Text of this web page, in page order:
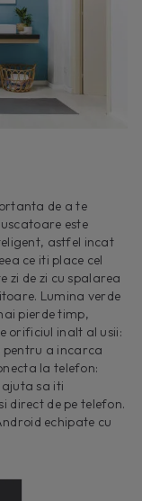
de a te
este
astfel incat
ce iti place cel
zi de zi cu spalarea
Lumina verde
pierde timp,
orificiul inalt al usii:
pentru a incarca
la telefon:
sa iti
direct de pe telefon.
echipate cu